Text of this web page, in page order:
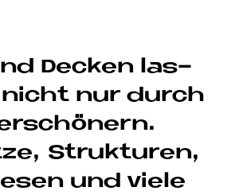
Decken las­
nur durch
Struk­tu­ren,
und vie­le